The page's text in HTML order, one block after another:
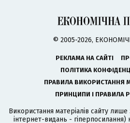
© 2005-2026,
РЕКЛАМА НА САЙТІ
ПОЛІТИКА
ПРАВИЛА ВИКОРИСТАННЯ
ПРИНЦИПИ І ПРАВИЛА
Використання матеріалів сайту
інтернет-видань - гіперпосилання)